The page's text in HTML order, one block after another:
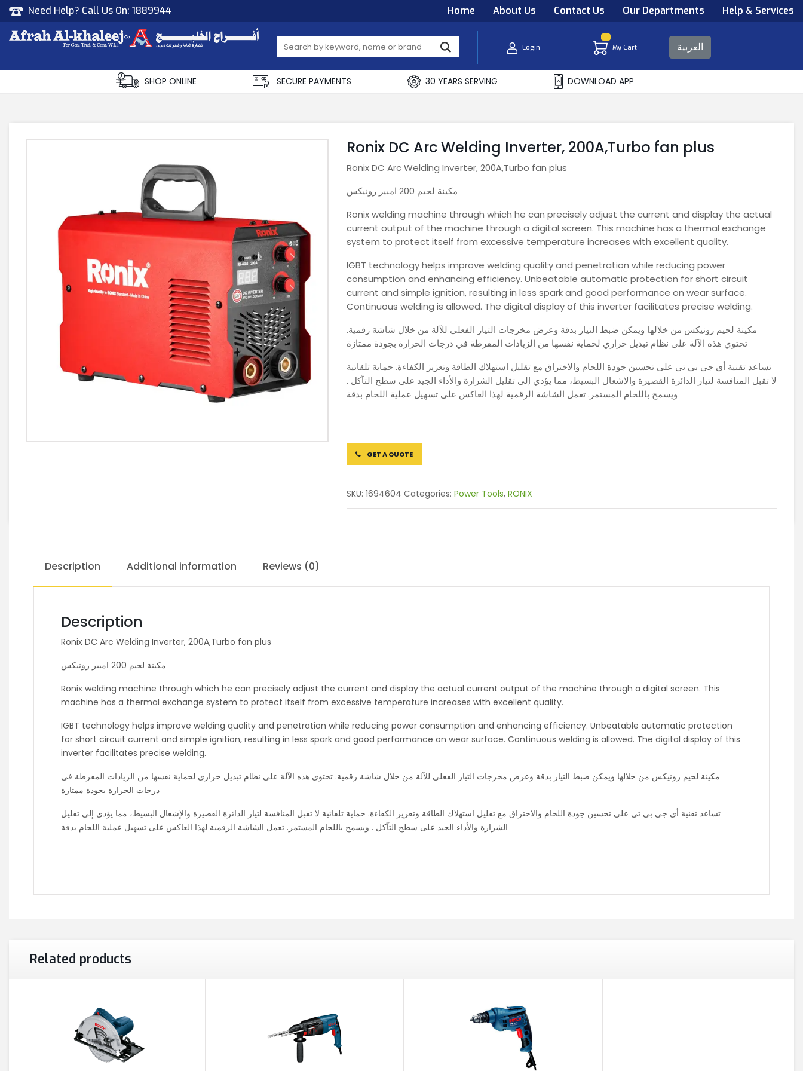
Need Help? Call Us On: 1889944 Home About Us Contact Us Our Departments Help & Services
Login My Cart العربية
SHOP ONLINE SECURE PAYMENTS 30 YEARS SERVING DOWNLOAD APP
Ronix DC Arc Welding Inverter, 200A,Turbo fan plus
Ronix DC Arc Welding Inverter, 200A,Turbo fan plus
مكينة لحيم 200 امبير رونيكس
Ronix welding machine through which he can precisely adjust the current and display the actual
current output of the machine through a digital screen. This machine has a thermal exchange
system to protect itself from excessive temperature increases with excellent quality.
IGBT technology helps improve welding quality and penetration while reducing power
consumption and enhancing efficiency. Unbeatable automatic protection for short circuit
current and simple ignition, resulting in less spark and good performance on wear surface.
Continuous welding is allowed. The digital display of this inverter facilitates precise welding.
مكينة لحيم رونيكس من خلالها ويمكن ضبط التيار بدقة وعرض مخرجات التيار الفعلي للآلة من خلال شاشة رقمية.
تحتوي هذه الآلة على نظام تبديل حراري لحماية نفسها من الزيادات المفرطة في درجات الحرارة بجودة ممتازة
تساعد تقنية أي جي بي تي على تحسين جودة اللحام والاختراق مع تقليل استهلاك الطاقة وتعزيز الكفاءة. حماية تلقائية
لا تقبل المنافسة لتيار الدائرة القصيرة والإشعال البسيط، مما يؤدي إلى تقليل الشرارة والأداء الجيد على سطح التآكل .
ويسمح باللحام المستمر. تعمل الشاشة الرقمية لهذا العاكس على تسهيل عملية اللحام بدقة
GET A QUOTE
SKU: 1694604 Categories: Power Tools, RONIX
Description Additional information Reviews (0)
Description
Ronix DC Arc Welding Inverter, 200A,Turbo fan plus
مكينة لحيم 200 امبير رونيكس
Ronix welding machine through which he can precisely adjust the current and display the actual current output of the machine through a digital screen. This
machine has a thermal exchange system to protect itself from excessive temperature increases with excellent quality.
IGBT technology helps improve welding quality and penetration while reducing power consumption and enhancing efficiency. Unbeatable automatic protection
for short circuit current and simple ignition, resulting in less spark and good performance on wear surface. Continuous welding is allowed. The digital display of this
inverter facilitates precise welding.
مكينة لحيم رونيكس من خلالها ويمكن ضبط التيار بدقة وعرض مخرجات التيار الفعلي للآلة من خلال شاشة رقمية. تحتوي هذه الآلة على نظام تبديل حراري لحماية نفسها من الزيادات المفرطة في
درجات الحرارة بجودة ممتازة
تساعد تقنية أي جي بي تي على تحسين جودة اللحام والاختراق مع تقليل استهلاك الطاقة وتعزيز الكفاءة. حماية تلقائية لا تقبل المنافسة لتيار الدائرة القصيرة والإشعال البسيط، مما يؤدي إلى تقليل
الشرارة والأداء الجيد على سطح التآكل . ويسمح باللحام المستمر. تعمل الشاشة الرقمية لهذا العاكس على تسهيل عملية اللحام بدقة
Related products